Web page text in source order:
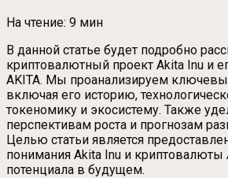
На чтение: 9 мин
В данной статье будет подробно
криптовалютный проект Akita Inu и
AKITA. Мы проанализируем
включая его историю,
токеномику и экосистему. Также
перспективам роста и прогнозам
Целью статьи является
понимания Akita Inu и криптовалюты
потенциала в будущем.